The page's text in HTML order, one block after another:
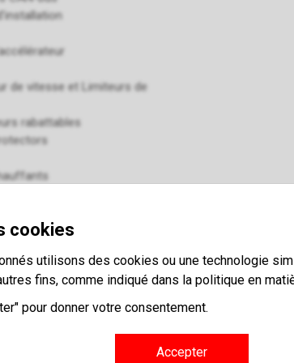
de vitesse et Limiteurs de
rabattables
de caméra
(Traçabilité des véhicules)
de remplacement/ véhicule de
cookies
utilisons des cookies ou une technologie
fins, comme indiqué dans la politique en
pour donner votre consentement.
Accepter